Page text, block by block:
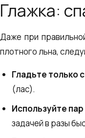
Глажка:
Даже при
плотного льна,
Гладьте только
(лас).
Используйте
задачей в разы